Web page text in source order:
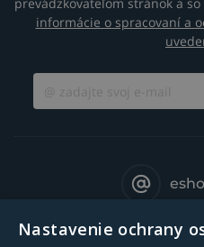
informácie o spracovaní a
Nastavenie ochrany